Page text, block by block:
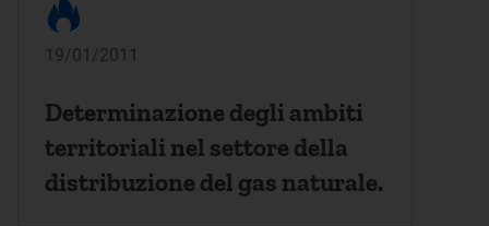
19/01/2011
Determinazione degli ambiti
territoriali nel settore della
distribuzione del gas naturale.